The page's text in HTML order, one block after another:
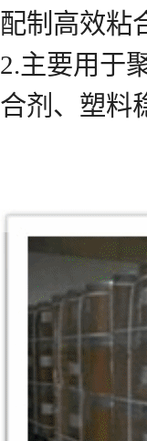
配制高效粘
2.主要用于
合剂、塑料